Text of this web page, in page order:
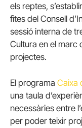
els reptes,
fites del Consell
sessió interna de
Cultura en el marc
projectes.
El programa Caixa
una taula
necessàries entre
per poder teixir